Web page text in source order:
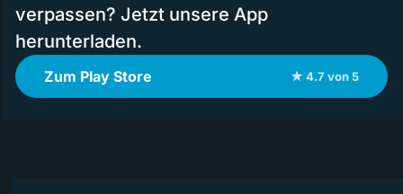
verpassen? Jetzt unsere App
herunterladen.
Zum Play Store ★ 4.7 von 5